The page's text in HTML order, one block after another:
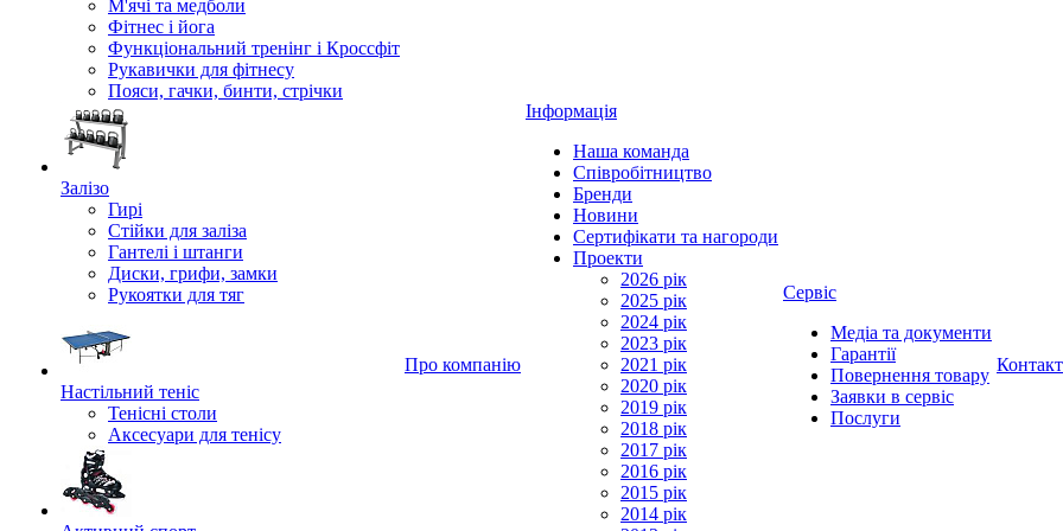
М'ячі та медболи
Фітнес і йога
Функціональний тренінг і Кроссфіт
Рукавички для фітнесу
Пояси, гачки, бинти, стрічки
Залізо
Гирі
Стійки для заліза
Гантелі і штанги
Диски, грифи, замки
Рукоятки для тяг
Настільний теніс
Тенісні столи
Аксесуари для тенісу
Про компанію
Інформація
Наша команда
Співробітництво
Бренди
Новини
Сертифікати та нагороди
Проекти
2026 рік
2025 рік
2024 рік
2023 рік
2021 рік
2020 рік
2019 рік
2018 рік
2017 рік
2016 рік
2015 рік
2014 рік
Сервіс
Медіа та документи
Гарантії
Повернення товару
Заявки в сервіс
Послуги